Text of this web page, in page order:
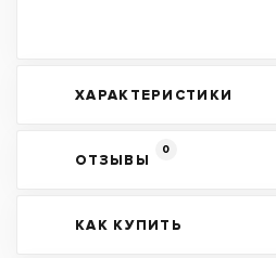
ХАРАКТЕРИСТИКИ
ОТЗЫВЫ
0
КАК КУПИТЬ